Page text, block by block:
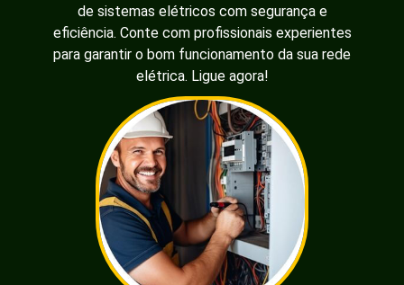
de sistemas elétricos com segurança e
eficiência. Conte com profissionais experientes
para garantir o bom funcionamento da sua rede
elétrica. Ligue agora!